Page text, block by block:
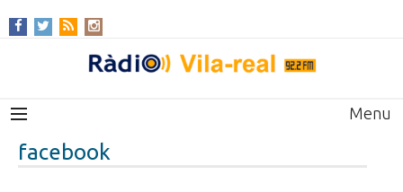
Menu
facebook